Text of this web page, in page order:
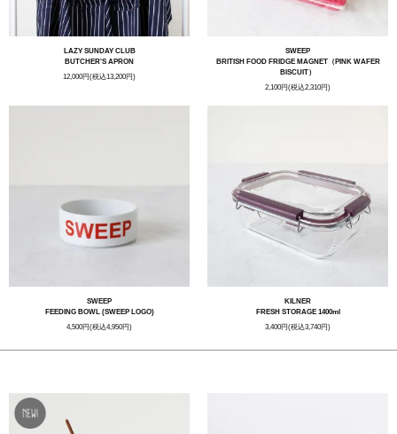
LAZY SUNDAY CLUB
BUTCHER'S APRON
12,000円(税込13,200円)
SWEEP
BRITISH FOOD FRIDGE MAGNET（PINK WAFER
BISCUIT）
2,100円(税込2,310円)
SWEEP
FEEDING BOWL (SWEEP LOGO)
4,500円(税込4,950円)
KILNER
FRESH STORAGE 1400ml
3,400円(税込3,740円)